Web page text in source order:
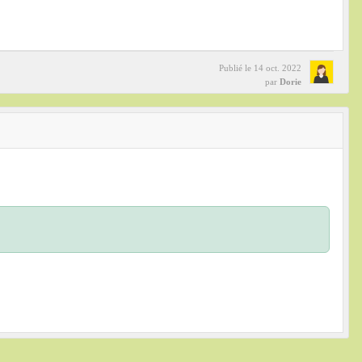
Publié le 14 oct. 2022
par Dorie